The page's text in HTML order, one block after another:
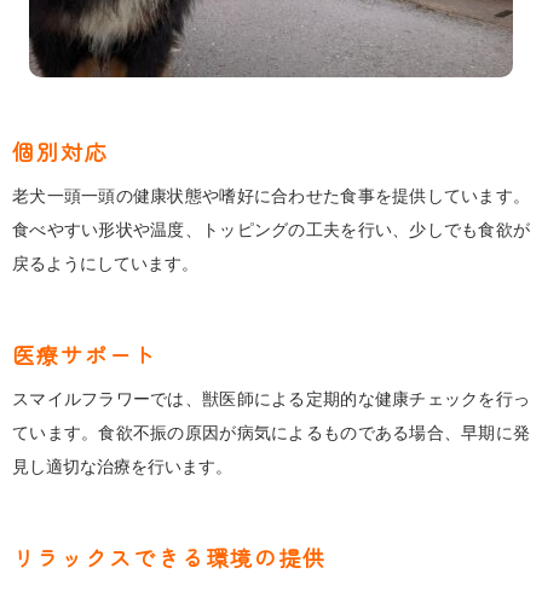
個別対応
老犬一頭一頭の健康状態や嗜好に合わせた食事を提供しています。
食べやすい形状や温度、トッピングの工夫を行い、少しでも食欲が
戻るようにしています。
医療サポート
スマイルフラワーでは、獣医師による定期的な健康チェックを行っ
ています。食欲不振の原因が病気によるものである場合、早期に発
見し適切な治療を行います。
リラックスできる環境の提供